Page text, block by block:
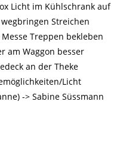
Licht im Kühlschrank auf
Streichen
Treppen bekleben
am Waggon besser
an der Theke
Licht
-> Sabine Süssmann